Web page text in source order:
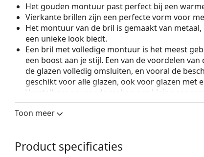
Het gouden montuur past perfect bij een
Vierkante brillen zijn een perfecte vorm voor
Het montuur van de bril is gemaakt van
een unieke look biedt.
Een bril met volledige montuur is het meest
een boost aan je stijl. Een van de voordelen
de glazen volledig omsluiten, en vooral de
geschikt voor alle glazen, ook voor glazen met
Verstelbare neuspads maken een kleine
mogelijk. De neuspads passen zich aan de
draagcomfort. Het aanpassen van de
Accessoires
Toon meer
Product specificaties